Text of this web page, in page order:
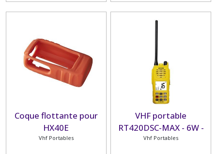
Coque flottante pour
HX40E
Vhf Portables
VHF portable
RT420DSC-MAX - 6W -
Etanche IPX 7 et
Vhf Portables